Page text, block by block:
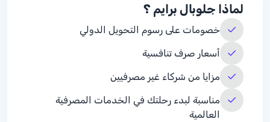
لماذا جلوبال برايم ؟
خصومات على رسوم التحويل الدولي
أسعار صرف تنافسية
مزايا من شركاء غير مصرفيين
مناسبة لبدء رحلتك في الخدمات المصرفية
العالمية